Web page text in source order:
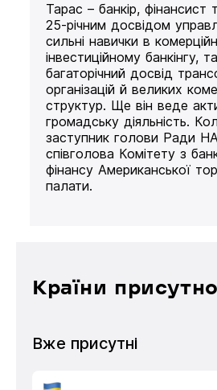
Тарас – банкір, фінансист
25-річним досвідом
сильні навички в
інвестиційному банкінгу,
багаторічний досвід
організацій й великих
структур. Ще він веде
громадську діяльність.
заступник голови Ради
співголова Комітету з
фінансу Американської
палати.
Країни
Вже присутні